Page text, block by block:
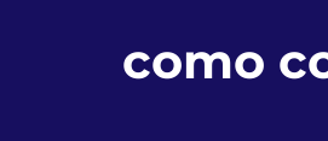
como